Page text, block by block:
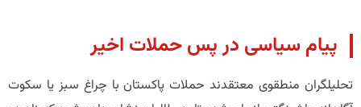
پیام سیاسی در پس حملات اخیر
تحلیلگران منطقوی معتقدند حملات پاکستان با چراغ سبز یا سکوت